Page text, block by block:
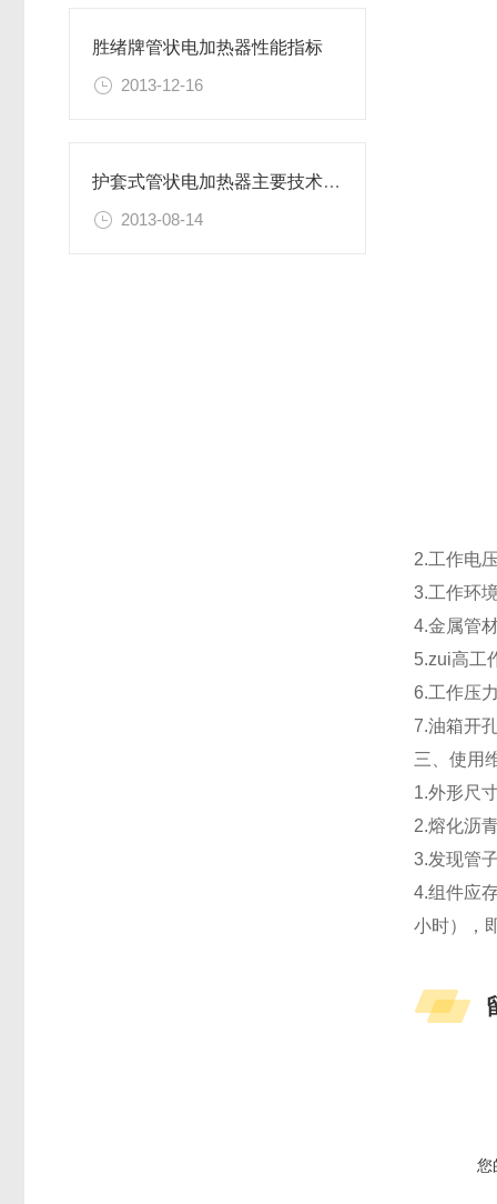
胜绪牌管状电加热器性能指标
2013-12-16
护套式管状电加热器主要技术参数
2013-08-14
2.工作电
3.工作环
4.金属管
5.zui高工
6.工作压
7.油箱开
三、使用
1.外形尺
2.熔化沥
3.发现管
4.组件应
小时），
您